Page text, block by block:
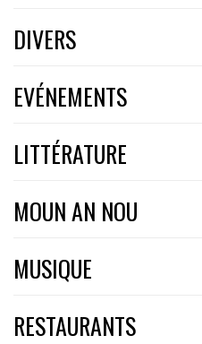
DIVERS
EVÉNEMENTS
LITTÉRATURE
MOUN AN NOU
MUSIQUE
RESTAURANTS